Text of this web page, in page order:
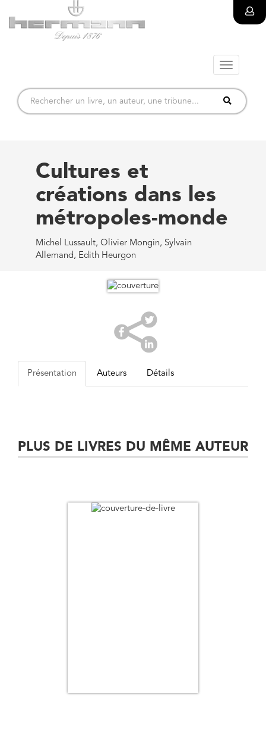
Toggle
Cultures et
créations dans les
métropoles-monde
Michel Lussault, Olivier Mongin, Sylvain
Allemand, Edith Heurgon
Présentation Auteurs Détails
PLUS DE LIVRES DU MÊME AUTEUR